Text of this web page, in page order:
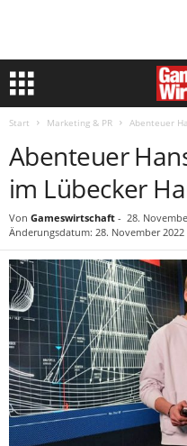
Start Marketing & PR Abenteuer
Abenteuer
im Lübecker
Von Gameswirtschaft - 28.
Änderungsdatum: 28. November 2022